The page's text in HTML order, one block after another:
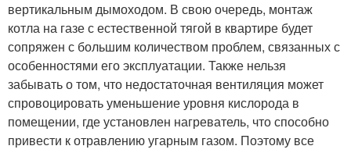
вертикальным дымоходом. В свою очередь, монтаж
котла на газе с естественной тягой в квартире будет
сопряжен с большим количеством проблем, связанных с
особенностями его эксплуатации. Также нельзя
забывать о том, что недостаточная вентиляция может
спровоцировать уменьшение уровня кислорода в
помещении, где установлен нагреватель, что способно
привести к отравлению угарным газом. Поэтому все